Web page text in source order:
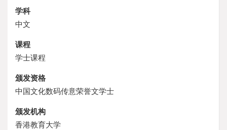
学科
中文
课程
学士课程
颁发资格
中国文化数码传意荣誉文学士
颁发机构
香港教育大学